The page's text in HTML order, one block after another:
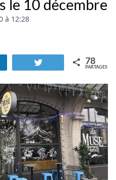
le 10 décembre
à 12:28
Tweetez 78
PARTAGES